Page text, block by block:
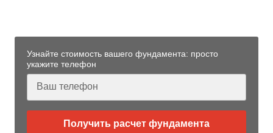
Узнайте стоимость вашего фундамента: просто
укажите телефон
Получить расчет фундамента